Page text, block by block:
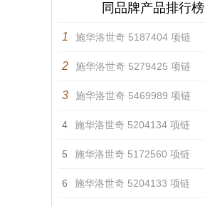
同品牌产品排行榜
1 施华洛世奇 5187404 项链
2 施华洛世奇 5279425 项链
3 施华洛世奇 5469989 项链
4 施华洛世奇 5204134 项链
5 施华洛世奇 5172560 项链
6 施华洛世奇 5204133 项链